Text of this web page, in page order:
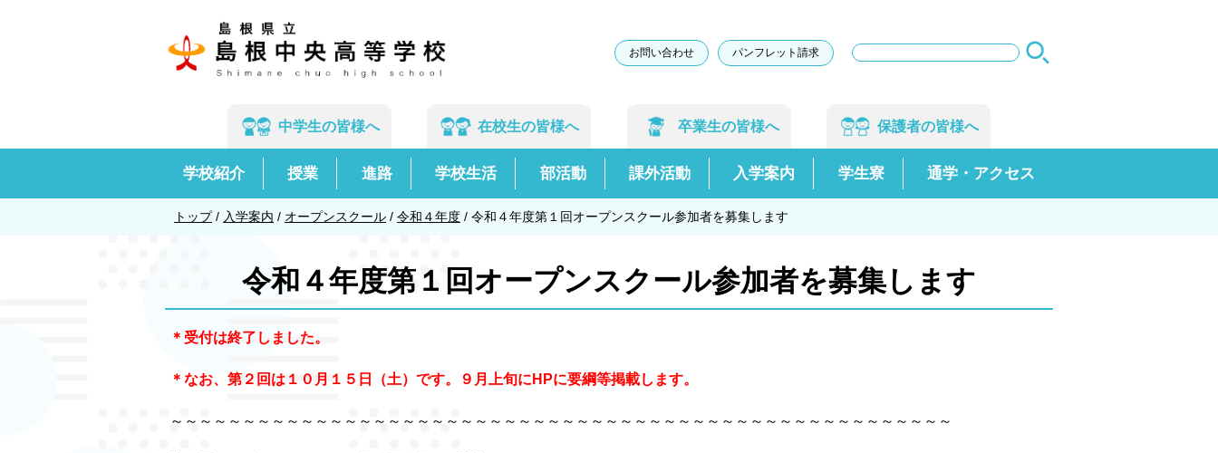
お問い合わせ パンフレット請求
サ
検
中学生の皆様へ 在校生の皆様へ 卒業生の皆様へ 保護者の皆様へ
学校紹介 授業 進路 学校生活 部活動 課外活動 入学案内 学生寮 通学・アクセス
現
トップ/ 入学案内 / オープンスクール / 令和４年度 / 令和４年度第１回オープンスクール参加者を募集します
令和４年度第１回オープンスクール参加者を募集します
＊受付は終了しました。
＊なお、第２回は１０月１５日（土）です。９月上旬にHPに要綱等掲載します。
～～～～～～～～～～～～～～～～～～～～～～～～～～～～～～～～～～～～～～～～～～～～～～～～～～～～～～